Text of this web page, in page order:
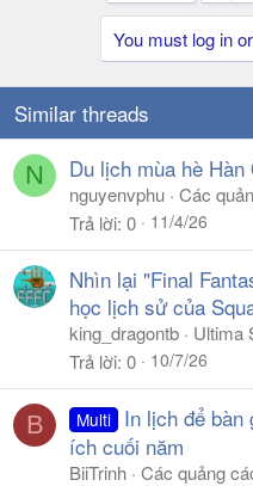
You must log in
Similar threads
N Du lịch mùa hè
nguyenvphu Các
Trả lời 0 11/4/26
Nhìn lại "Final
học lịch sử của
king_dragontb
Ultima
Trả lời 0 10/7/26
B Multi
In lịch để bàn
ích cuối năm
BiiTrinh Các quảng